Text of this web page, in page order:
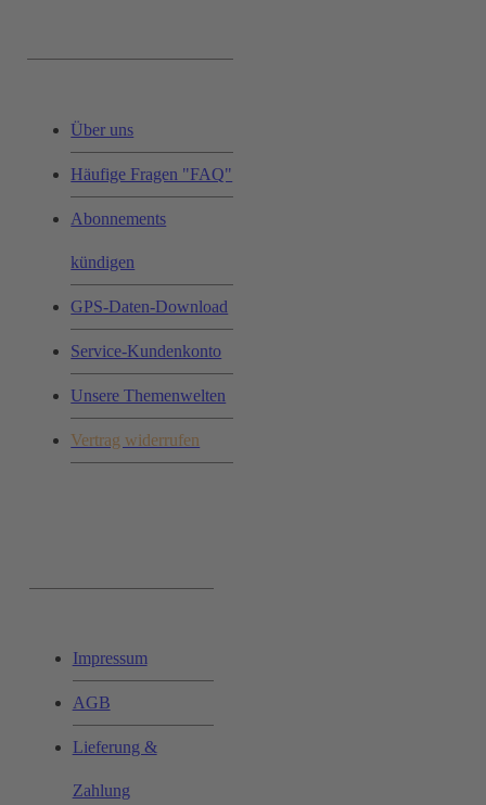
Über uns
Häufige Fragen "FAQ"
Abonnements
kündigen
GPS-Daten-Download
Service-Kundenkonto
Unsere Themenwelten
Vertrag widerrufen
Impressum
AGB
Lieferung &
Zahlung